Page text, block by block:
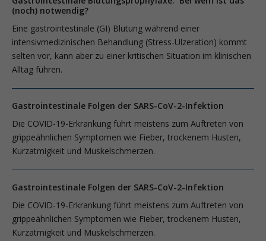
(noch) notwendig?
Eine gastrointestinale (GI) Blutung während einer
intensivmedizinischen Behandlung (Stress-Ulzeration) kommt
selten vor, kann aber zu einer kritischen Situation im klinischen
Alltag führen.
Gastrointestinale Folgen der SARS-CoV-2-Infektion
Die COVID-19-Erkrankung führt meistens zum Auftreten von
grippeähnlichen Symptomen wie Fieber, trockenem Husten,
Kurzatmigkeit und Muskelschmerzen.
Gastrointestinale Folgen der SARS-CoV-2-Infektion
Die COVID-19-Erkrankung führt meistens zum Auftreten von
grippeähnlichen Symptomen wie Fieber, trockenem Husten,
Kurzatmigkeit und Muskelschmerzen.